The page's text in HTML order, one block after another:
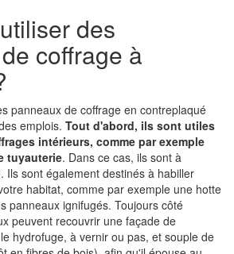
des
coffrage à
panneaux de coffrage en contreplaqué
emplois. Tout d'abord, ils sont utiles
intérieurs, comme par exemple
tuyauterie. Dans ce cas, ils sont à
Ils sont également destinés à habiller
habitat, comme par exemple une hotte
panneaux ignifugés. Toujours côté
peuvent recouvrir une façade de
hydrofuge, à vernir ou pas, et souple de